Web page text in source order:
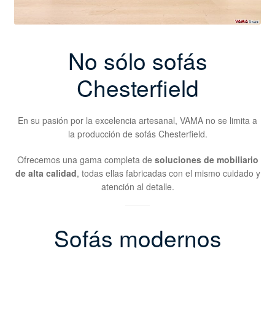
No sólo sofás
Chesterfield
En su pasión por la excelencia artesanal, VAMA no se limita a
la producción de sofás Chesterfield.
Ofrecemos una gama completa de soluciones de mobiliario
de alta calidad, todas ellas fabricadas con el mismo cuidado y
atención al detalle.
Sofás modernos